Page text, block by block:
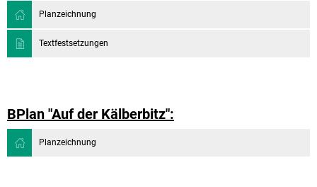
Planzeichnung
Textfestsetzungen
BPlan "Auf der Kälberbitz":
Planzeichnung